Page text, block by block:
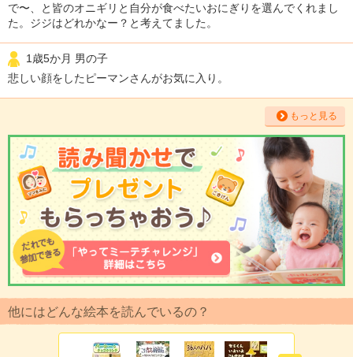
で〜、と皆のオニギリと自分が食べたいおにぎりを選んでくれまし
た。ジジはどれかなー？と考えてました。
1歳5か月 男の子
悲しい顔をしたピーマンさんがお気に入り。
もっと見る
他にはどんな絵本を読んでいるの？